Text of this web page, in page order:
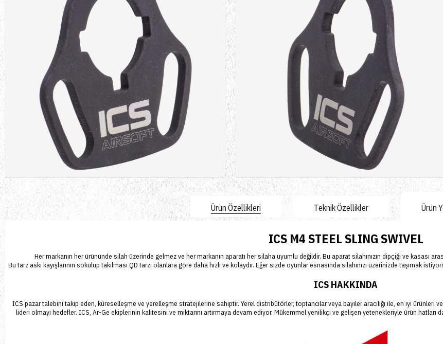
E&L AK GAZ TÜPÜ
2.627,34 TL
Ürün Özellikleri Teknik Özellikler Ürün
ICS M4 STEEL SLING SWIVEL
Her markanın her ürününde silah üzerinde gelmez ve her markanın aparatı her silaha uyumlu değildir. Bu aparat silahınızın dipçiği ve kasası
Bu tarz askı kayışlarının sökülüp takılması QD tarzı olanlara göre daha hızlı ve kolaydır. Eğer sizde oyunlar esnasında silahınızı üzerinizde taşımak
ICS HAKKINDA
ICS pazar talebini takip eden, küreselleşme ve yerelleşme stratejilerine sahiptir. Yerel distribütörler, toptancılar veya bayiler aracılığı ile, en iyi ürünleri
lideri olmayı hedefler. ICS, Ar-Ge ekiplerinin kalitesini ve miktarını artırmaya devam ediyor. Mükemmel yenilikçi ve gelişen yetenekleriyle ürün hatları